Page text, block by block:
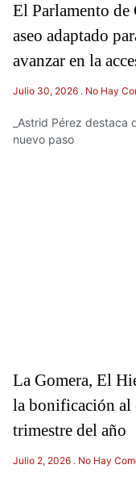
El Parlamento de
aseo adaptado
avanzar en la
Julio 30, 2026 No Hay
_Astrid Pérez
nuevo paso
La Gomera, El
la bonificación al
trimestre del año
Julio 2, 2026 No Hay